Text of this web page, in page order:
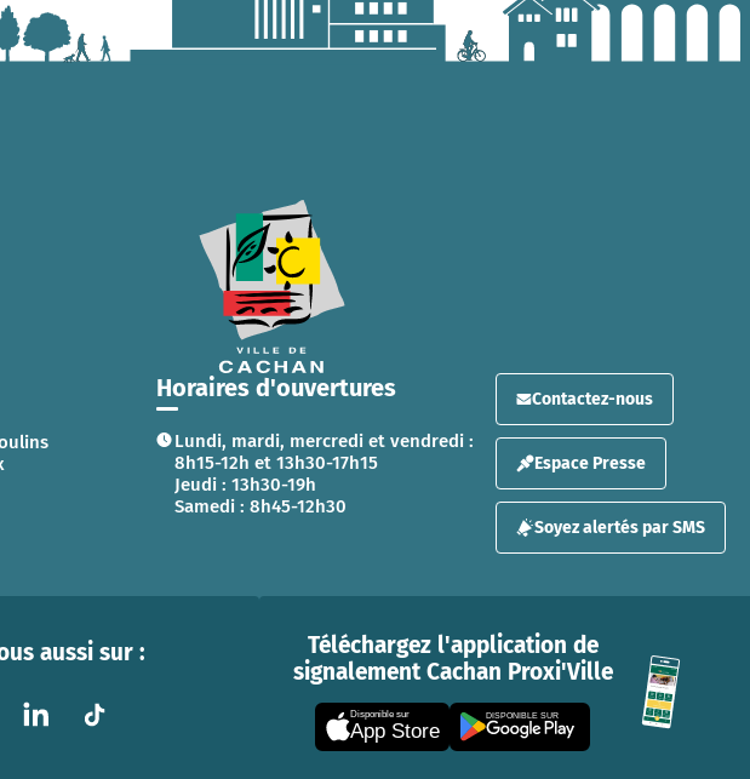
Horaires d'ouvertures
Lundi, mardi, mercredi et vendredi :
8h15-12h et 13h30-17h15
Jeudi : 13h30-19h
Samedi : 8h45-12h30
Contactez-nous
Espace Presse
Soyez alertés par SMS
aussi sur :
Téléchargez l'application de
signalement Cachan Proxi'Ville
Disponible sur
App Store
DISPONIBLE SUR